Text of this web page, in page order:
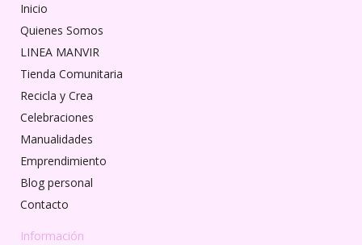
Inicio
Quienes Somos
LINEA MANVIR
Tienda Comunitaria
Recicla y Crea
Celebraciones
Manualidades
Emprendimiento
Blog personal
Contacto
Información